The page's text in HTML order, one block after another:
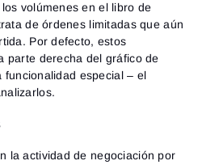
volúmenes en el libro de
de órdenes limitadas que aún
Por defecto, estos
parte derecha del gráfico de
funcionalidad especial – el
la actividad de negociación por